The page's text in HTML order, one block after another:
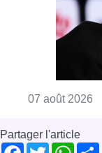
07 août 2026
Partager l'article
Facebook
Twitter